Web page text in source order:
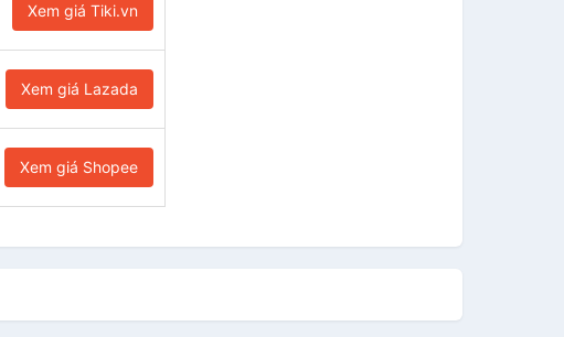
Xem giá Tiki.vn
Xem giá Lazada
Xem giá Shopee